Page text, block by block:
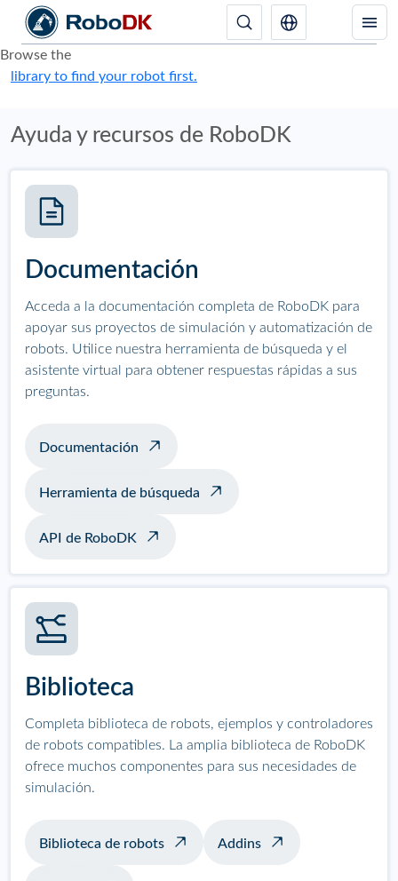
Browse the
library to find your robot first.
Ayuda y recursos de RoboDK
Documentación
Acceda a la documentación completa de RoboDK para
apoyar sus proyectos de simulación y automatización de
robots. Utilice nuestra herramienta de búsqueda y el
asistente virtual para obtener respuestas rápidas a sus
preguntas.
Documentación
Herramienta de búsqueda
API de RoboDK
Biblioteca
Completa biblioteca de robots, ejemplos y controladores
de robots compatibles. La amplia biblioteca de RoboDK
ofrece muchos componentes para sus necesidades de
simulación.
Biblioteca de robots Addins